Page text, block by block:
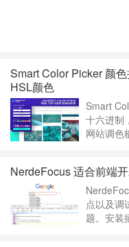
Smart Color Picker 颜
HSL颜色
Smart
十六进制
网站调色
某些网页
单，具
NerdeFocus 适合前端
点以及调
题。安装